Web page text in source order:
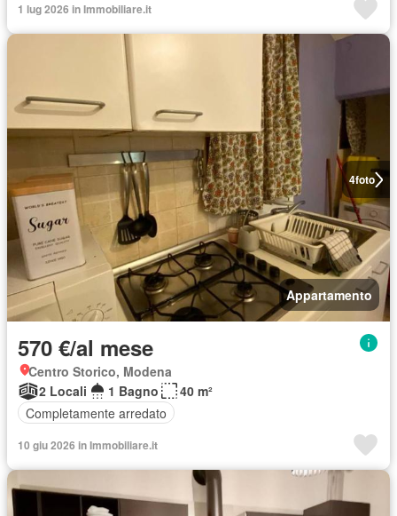
1 lug 2026 in Immobiliare.it
4foto
Appartamento
570 €/al mese
Centro Storico, Modena
2 Locali
1 Bagno
40 m²
Completamente arredato
10 giu 2026 in Immobiliare.it